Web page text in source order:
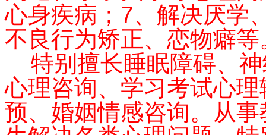
心身疾病；7、解决厌学
不良行为矫正、恋物癖等
特别擅长睡眠障碍、神
心理咨询、学习考试心
预、婚姻情感咨询。从